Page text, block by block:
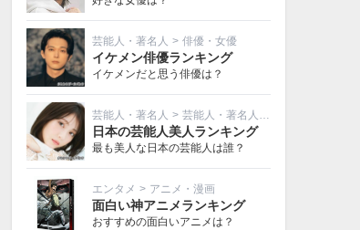
芸能人・著名人 > 俳優・女優
イケメン俳優ランキング
イケメンだと思う俳優は？
芸能人・著名人 > 芸能人・著名人その他
日本の芸能人美人ランキング
最も美人な日本の芸能人は誰？
エンタメ > アニメ・漫画
面白い神アニメランキング
おすすめの面白いアニメは？